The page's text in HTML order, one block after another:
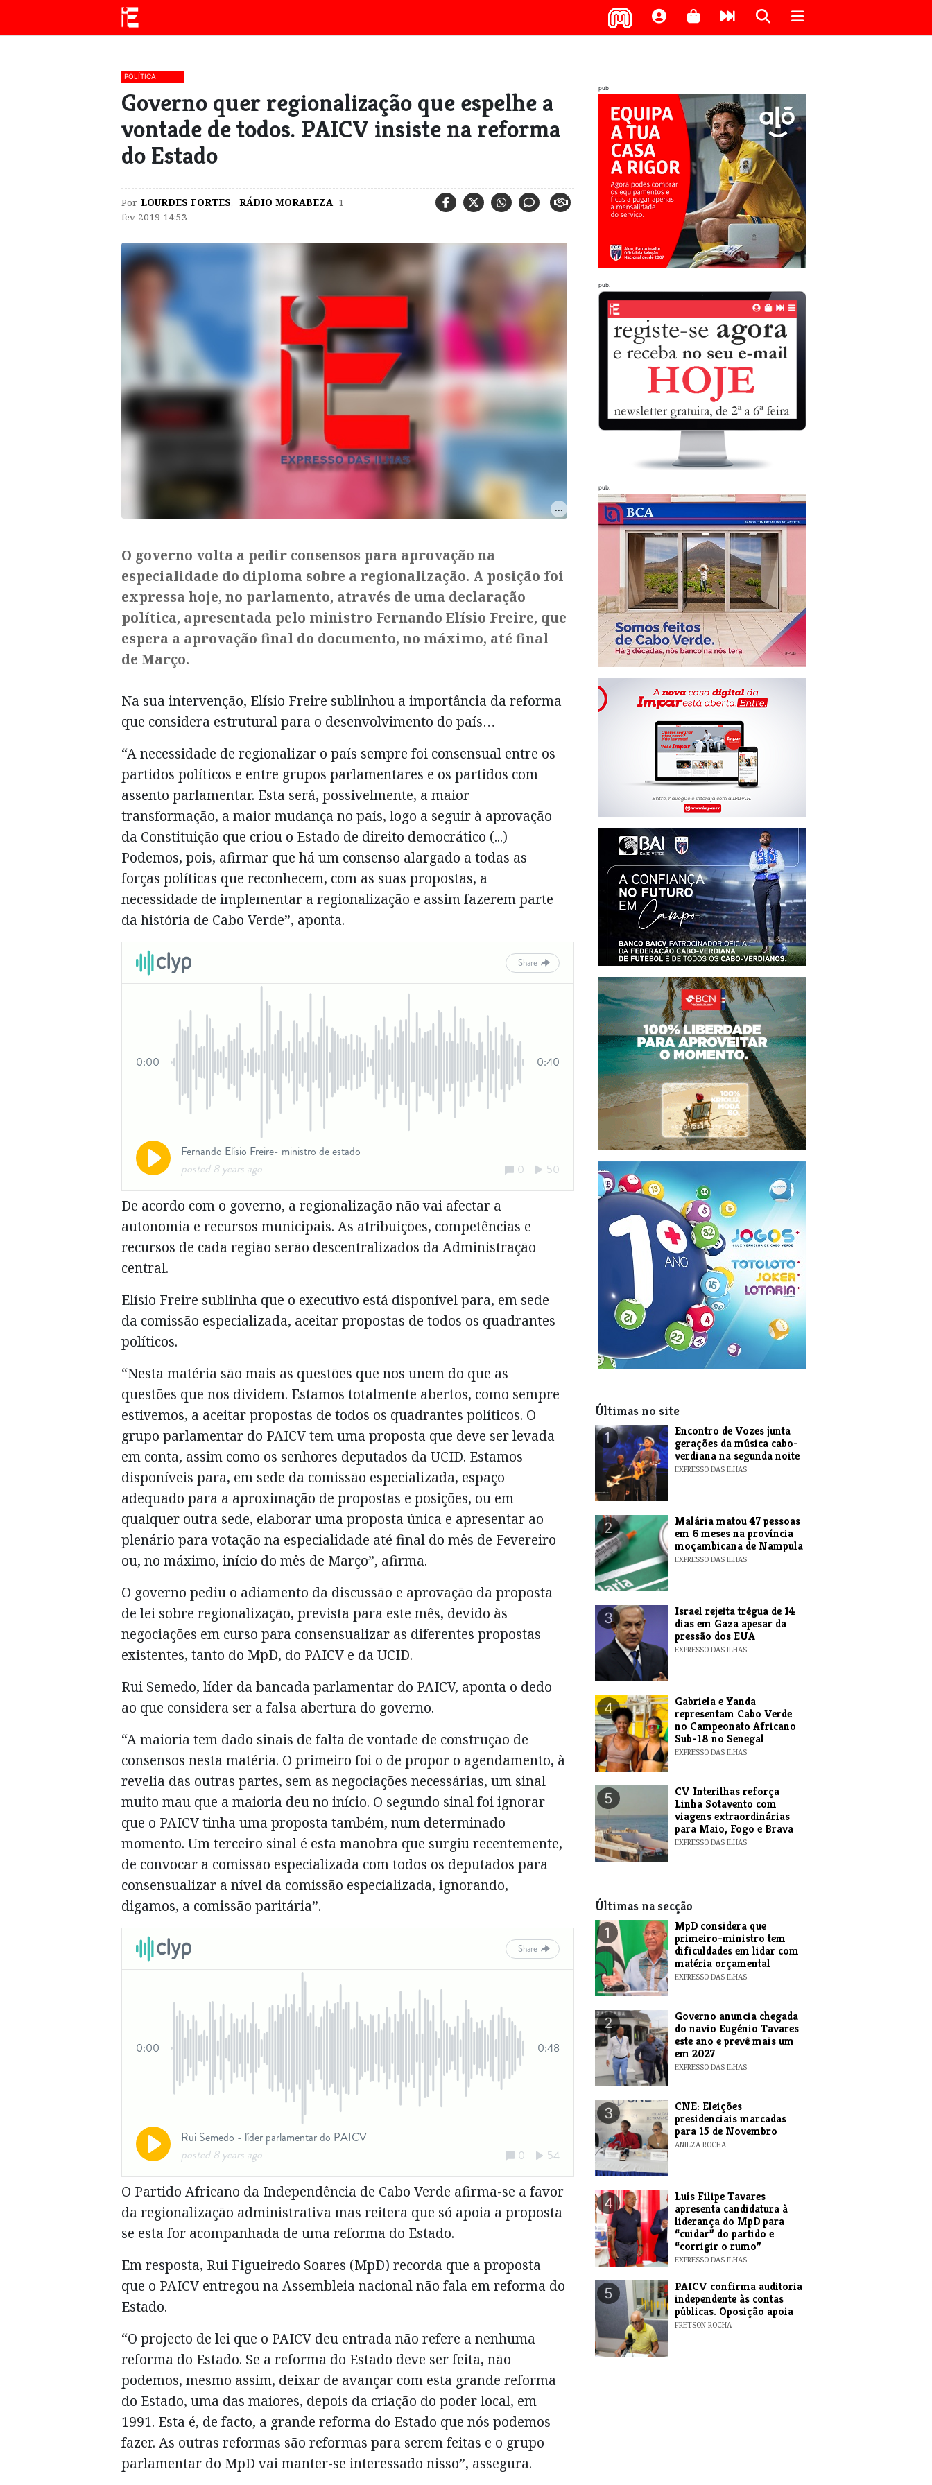
POLÍTICA
Governo quer regionalização que espelhe a
vontade de todos. PAICV insiste na reforma
do Estado
Por LOURDES FORTES, RÁDIO MORABEZA, 1
fev 2019 14:53
O governo volta a pedir consensos para aprovação na
especialidade do diploma sobre a regionalização. A posição foi
expressa hoje, no parlamento, através de uma declaração
política, apresentada pelo ministro Fernando Elísio Freire, que
espera a aprovação final do documento, no máximo, até final
de Março.
Na sua intervenção, Elísio Freire sublinhou a importância da reforma
que considera estrutural para o desenvolvimento do país…
“A necessidade de regionalizar o país sempre foi consensual entre os
partidos políticos e entre grupos parlamentares e os partidos com
assento parlamentar. Esta será, possivelmente, a maior
transformação, a maior mudança no país, logo a seguir à aprovação
da Constituição que criou o Estado de direito democrático (...)
Podemos, pois, afirmar que há um consenso alargado a todas as
forças políticas que reconhecem, com as suas propostas, a
necessidade de implementar a regionalização e assim fazerem parte
da história de Cabo Verde”, aponta.
De acordo com o governo, a regionalização não vai afectar a
autonomia e recursos municipais. As atribuições, competências e
recursos de cada região serão descentralizados da Administração
central.
Elísio Freire sublinha que o executivo está disponível para, em sede
da comissão especializada, aceitar propostas de todos os quadrantes
políticos.
“Nesta matéria são mais as questões que nos unem do que as
questões que nos dividem. Estamos totalmente abertos, como sempre
estivemos, a aceitar propostas de todos os quadrantes políticos. O
grupo parlamentar do PAICV tem uma proposta que deve ser levada
em conta, assim como os senhores deputados da UCID. Estamos
disponíveis para, em sede da comissão especializada, espaço
adequado para a aproximação de propostas e posições, ou em
qualquer outra sede, elaborar uma proposta única e apresentar ao
plenário para votação na especialidade até final do mês de Fevereiro
ou, no máximo, início do mês de Março”, afirma.
O governo pediu o adiamento da discussão e aprovação da proposta
de lei sobre regionalização, prevista para este mês, devido às
negociações em curso para consensualizar as diferentes propostas
existentes, tanto do MpD, do PAICV e da UCID.
Rui Semedo, líder da bancada parlamentar do PAICV, aponta o dedo
ao que considera ser a falsa abertura do governo.
“A maioria tem dado sinais de falta de vontade de construção de
consensos nesta matéria. O primeiro foi o de propor o agendamento, à
revelia das outras partes, sem as negociações necessárias, um sinal
muito mau que a maioria deu no início. O segundo sinal foi ignorar
que o PAICV tinha uma proposta também, num determinado
momento. Um terceiro sinal é esta manobra que surgiu recentemente,
de convocar a comissão especializada com todos os deputados para
consensualizar a nível da comissão especializada, ignorando,
digamos, a comissão paritária”.
O Partido Africano da Independência de Cabo Verde afirma-se a favor
da regionalização administrativa mas reitera que só apoia a proposta
se esta for acompanhada de uma reforma do Estado.
Em resposta, Rui Figueiredo Soares (MpD) recorda que a proposta
que o PAICV entregou na Assembleia nacional não fala em reforma do
Estado.
“O projecto de lei que o PAICV deu entrada não refere a nenhuma
reforma do Estado. Se a reforma do Estado deve ser feita, não
podemos, mesmo assim, deixar de avançar com esta grande reforma
do Estado, uma das maiores, depois da criação do poder local, em
1991. Esta é, de facto, a grande reforma do Estado que nós podemos
fazer. As outras reformas são reformas para serem feitas e o grupo
parlamentar do MpD vai manter-se interessado nisso”, assegura.
pub
pub.
pub.
Últimas no site
1
Encontro de Vozes junta
gerações da música cabo-
verdiana na segunda noite
EXPRESSO DAS ILHAS
2
​Malária matou 47 pessoas
em 6 meses na província
moçambicana de Nampula
EXPRESSO DAS ILHAS
3
​Israel rejeita trégua de 14
dias em Gaza apesar da
pressão dos EUA
EXPRESSO DAS ILHAS
4
Gabriela e Yanda
representam Cabo Verde
no Campeonato Africano
Sub-18 no Senegal
EXPRESSO DAS ILHAS
5
​CV Interilhas reforça
Linha Sotavento com
viagens extraordinárias
para Maio, Fogo e Brava
EXPRESSO DAS ILHAS
Últimas na secção
1
MpD considera que
primeiro-ministro tem
dificuldades em lidar com
matéria orçamental
EXPRESSO DAS ILHAS
2
Governo anuncia chegada
do navio Eugénio Tavares
este ano e prevê mais um
em 2027
EXPRESSO DAS ILHAS
3
CNE: Eleições
presidenciais marcadas
para 15 de Novembro
ANILZA ROCHA
4
Luís Filipe Tavares
apresenta candidatura à
liderança do MpD para
“cuidar” do partido e
“corrigir o rumo”
EXPRESSO DAS ILHAS
5
​PAICV confirma auditoria
independente às contas
públicas. Oposição apoia
FRETSON ROCHA